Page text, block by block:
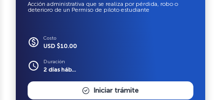
Acción administrativa que se realiza por pérdida, robo o
deterioro de un Permiso de piloto estudiante
paid Costo
USD $10.00
schedule Duración
2 días háb...
Iniciar trámite